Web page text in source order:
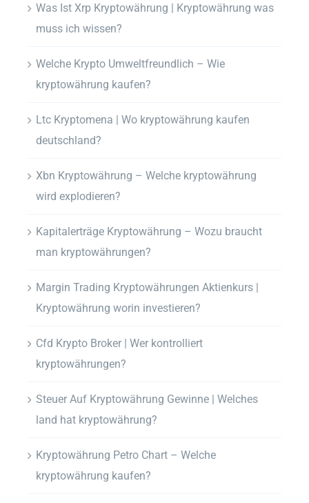
Was Ist Xrp Kryptowährung | Kryptowährung was
muss ich wissen?
Welche Krypto Umweltfreundlich – Wie
kryptowährung kaufen?
Ltc Kryptomena | Wo kryptowährung kaufen
deutschland?
Xbn Kryptowährung – Welche kryptowährung
wird explodieren?
Kapitalerträge Kryptowährung – Wozu braucht
man kryptowährungen?
Margin Trading Kryptowährungen Aktienkurs |
Kryptowährung worin investieren?
Cfd Krypto Broker | Wer kontrolliert
kryptowährungen?
Steuer Auf Kryptowährung Gewinne | Welches
land hat kryptowährung?
Kryptowährung Petro Chart – Welche
kryptowährung kaufen?